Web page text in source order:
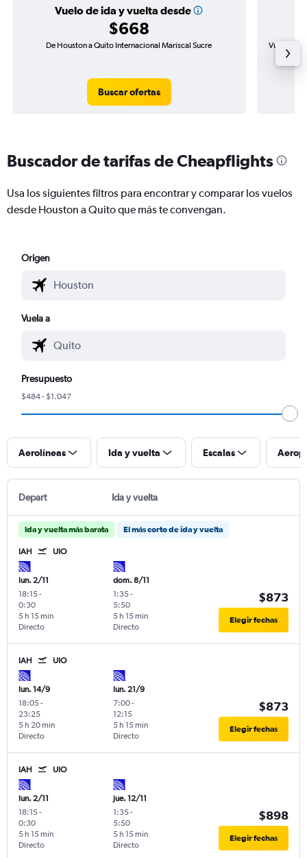
Vuelo de ida y vuelta desde
$668
De Houston a Quito Internacional Mariscal Sucre
Buscar ofertas
Vuelo de
Buscador de tarifas de Cheapflights
Usa los siguientes filtros para encontrar y comparar los vuelos
desde Houston a Quito que más te convengan.
Origen
Vuela a
Presupuesto
$484 - $1.047
Aerolíneas Ida y vuelta Escalas
Depart Ida y vuelta
Ida y vuelta más barata El más corto de ida y vuelta
IAH UIO
lun. 2/11
18:15-
0:30
Directo
5 h 15 min
dom. 8/11
1:35-
5:50
Directo
5 h 15 min
$873
Elegir fechas
IAH UIO
lun. 14/9
18:05-
23:25
Directo
5 h 20 min
lun. 21/9
7:00-
12:15
Directo
5 h 15 min
$873
Elegir fechas
IAH UIO
lun. 2/11
18:15-
0:30
Directo
5 h 15 min
jue. 12/11
1:35-
5:50
Directo
5 h 15 min
$898
Elegir fechas